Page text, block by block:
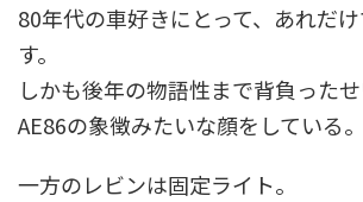
80年代の車好きにとって、あれだ
す。
しかも後年の物語性まで背負った
AE86の象徴みたいな顔をしている。
一方のレビンは固定ライト。